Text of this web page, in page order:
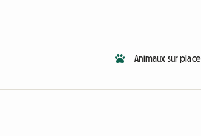
Animaux sur place